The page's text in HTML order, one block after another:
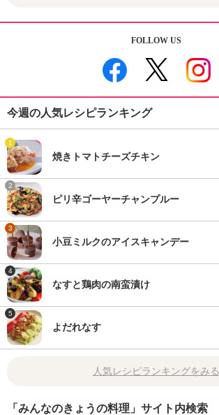
FOLLOW US
今週の人気レシピランキング
1
焼きトマトチーズチキン
2
ピリ辛ゴーヤーチャンプルー
3
小豆ミルクのアイスキャンデー
4
なすと鶏肉の南蛮漬け
5
よだれなす
人気レシピランキングをみる
「みんなのきょうの料理」サイト内検索